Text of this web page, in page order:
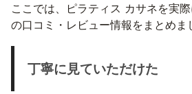
ここでは、ピラティス カサネを実
の口コミ・レビュー情報をまとめま
丁寧に見ていただけた